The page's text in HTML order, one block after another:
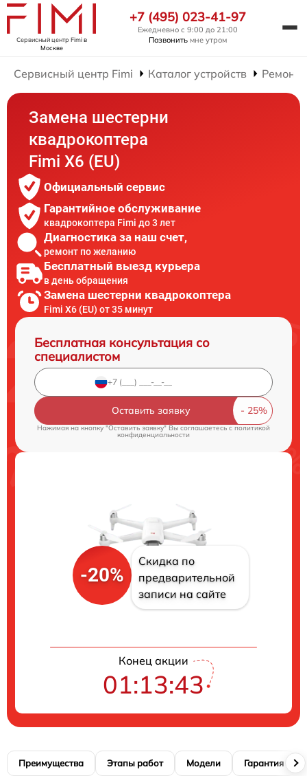
Сервисный центр Fimiв
Москве
+7 (495) 023-41-97
Ежедневно с 9:00 до 21:00
Позвонить мне утром
Сервисный центр Fimi Каталог устройств Ремонт
Замена шестерни
квадрокоптера
Fimi X6 (EU)
Официальный сервис
Гарантийное обслуживание
квадрокоптера Fimi до 3 лет
Диагностика за наш счет,
ремонт по желанию
Бесплатный выезд курьера
в день обращения
Замена шестерни квадрокоптера
Fimi X6 (EU) от 35 минут
Бесплатная консультация со
специалистом
Оставить заявку
Нажимая на кнопку "Оставить заявку" Вы соглашаетесь cполитикой
конфиденциальности
-20%
Скидка по
предварительной
записи на сайте
Конец акции
01:13:42
Преимущества Этапы работ Модели Гарантия